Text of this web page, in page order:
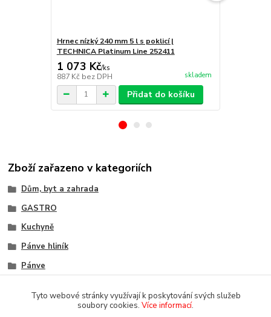
Hrnec nízký 240 mm 5 l s poklicí |
TECHNICA Platinum Line 252411
1 073 Kč/ks
887 Kč bez DPH skladem
Přidat do košíku
Zboží zařazeno v kategoriích
Dům, byt a zahrada
GASTRO
Kuchyně
Pánve hliník
Pánve
Tyto webové stránky využívají k poskytování svých služeb
soubory cookies. Více informací.